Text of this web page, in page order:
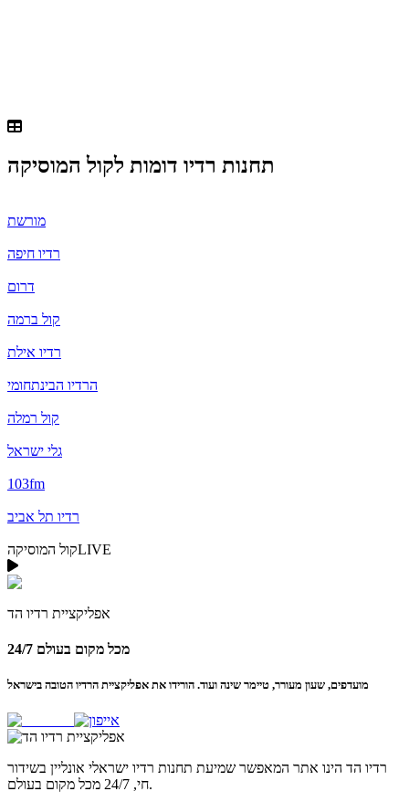
תחנות רדיו דומות לקול המוסיקה
מורשת
רדיו חיפה
דרום
קול ברמה
רדיו אילת
הרדיו הבינתחומי
קול רמלה
גלי ישראל
103fm
רדיו תל אביב
קול המוסיקהLIVE
אפליקציית רדיו הד
24/7 מכל מקום בעולם
מועדפים, שעון מעורר, טיימר שינה ועוד. הורידו את אפליקציית הרדיו הטובה בישראל
רדיו הד הינו אתר המאפשר שמיעת תחנות רדיו ישראלי אונליין בשידור
חי, 24/7 מכל מקום בעולם.